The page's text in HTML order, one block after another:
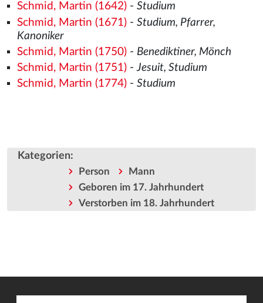
Schmid, Martin (1642)- Studium
Schmid, Martin (1671)- Studium, Pfarrer,
Kanoniker
Schmid, Martin (1750)- Benediktiner, Mönch
Schmid, Martin (1751)- Jesuit, Studium
Schmid, Martin (1774)- Studium
Kategorien:
Person
Mann
Geboren im 17. Jahrhundert
Verstorben im 18. Jahrhundert